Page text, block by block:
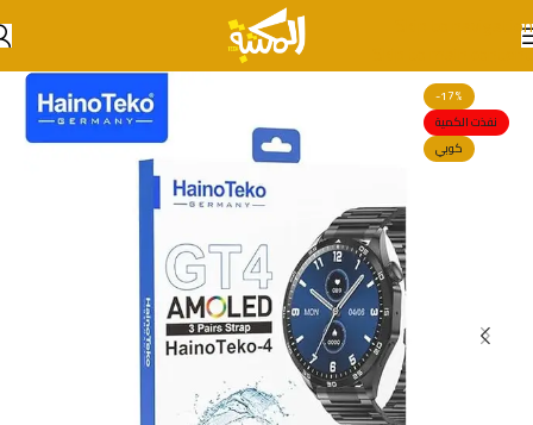
Skip to navigation
Skip to main content
-17%
نفذت الكمية
كوبي